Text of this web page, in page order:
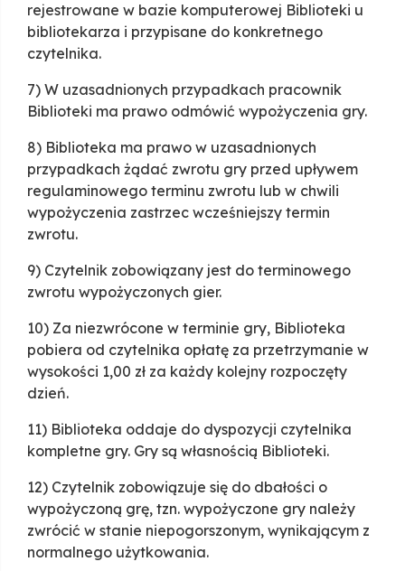
rejestrowane w bazie komputerowej Biblioteki u
bibliotekarza i przypisane do konkretnego
czytelnika.
7) W uzasadnionych przypadkach pracownik
Biblioteki ma prawo odmówić wypożyczenia gry.
8) Biblioteka ma prawo w uzasadnionych
przypadkach żądać zwrotu gry przed upływem
regulaminowego terminu zwrotu lub w chwili
wypożyczenia zastrzec wcześniejszy termin
zwrotu.
9) Czytelnik zobowiązany jest do terminowego
zwrotu wypożyczonych gier.
10) Za niezwrócone w terminie gry, Biblioteka
pobiera od czytelnika opłatę za przetrzymanie w
wysokości 1,00 zł za każdy kolejny rozpoczęty
dzień.
11) Biblioteka oddaje do dyspozycji czytelnika
kompletne gry. Gry są własnością Biblioteki.
12) Czytelnik zobowiązuje się do dbałości o
wypożyczoną grę, tzn. wypożyczone gry należy
zwrócić w stanie niepogorszonym, wynikającym z
normalnego użytkowania.